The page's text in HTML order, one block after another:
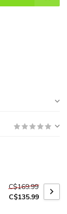
C$169.99
C$135.99